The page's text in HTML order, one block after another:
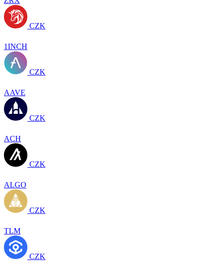
CZK
1INCH
CZK
AAVE
CZK
ACH
CZK
ALGO
CZK
TLM
CZK